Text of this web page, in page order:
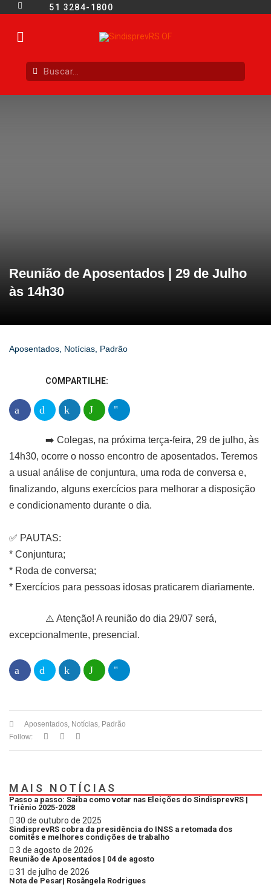
51 3284-1800
Reunião de Aposentados | 29 de Julho
às 14h30
Aposentados, Notícias, Padrão
COMPARTILHE:
➡️ Colegas, na próxima terça-feira, 29 de julho, às
14h30, ocorre o nosso encontro de aposentados. Teremos
a usual análise de conjuntura, uma roda de conversa e,
finalizando, alguns exercícios para melhorar a disposição
e condicionamento durante o dia.
✅️ PAUTAS:
* Conjuntura;
* Roda de conversa;
* Exercícios para pessoas idosas praticarem diariamente.
⚠️ Atenção! A reunião do dia 29/07 será,
excepcionalmente, presencial.
Aposentados, Notícias, Padrão
Follow:
MAIS NOTÍCIAS
Passo a passo: Saiba como votar nas Eleições do SindisprevRS |
Triênio 2025-2028
30 de outubro de 2025
SindisprevRS cobra da presidência do INSS a retomada dos
comitês e melhores condições de trabalho
3 de agosto de 2026
Reunião de Aposentados | 04 de agosto
31 de julho de 2026
Nota de Pesar| Rosângela Rodrigues